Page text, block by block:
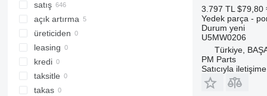
313
314
315
316
317
318
319
541
550
560
926
8014
8015
8016
satış
açık artırma
üreticiden
leasing
kredi
taksitle
takas
3.797 TL $79,80
Yedek parça -
Durum yeni
U5MW0206
Türkiye,
PM Parts
Satıcıyla